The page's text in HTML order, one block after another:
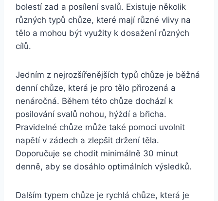
bolestí zad a posílení svalů. Existuje několik
různých typů chůze, které mají různé vlivy na
tělo a mohou být využity k dosažení různých
cílů.
Jedním z nejrozšířenějších typů chůze je běžná
denní chůze, která je pro tělo přirozená a
nenáročná. Během této chůze dochází k
posilování svalů nohou, hýždí a břicha.
Pravidelné chůze může také pomoci uvolnit
napětí v zádech a zlepšit držení těla.
Doporučuje se chodit minimálně 30 minut
denně, aby se dosáhlo optimálních výsledků.
Dalším typem chůze je rychlá chůze, která je